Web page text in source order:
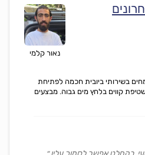
נאור קלמי
בשירותי ביובית חכמה לפתיחת
קווים בלחץ מים גבוה. מבצעים